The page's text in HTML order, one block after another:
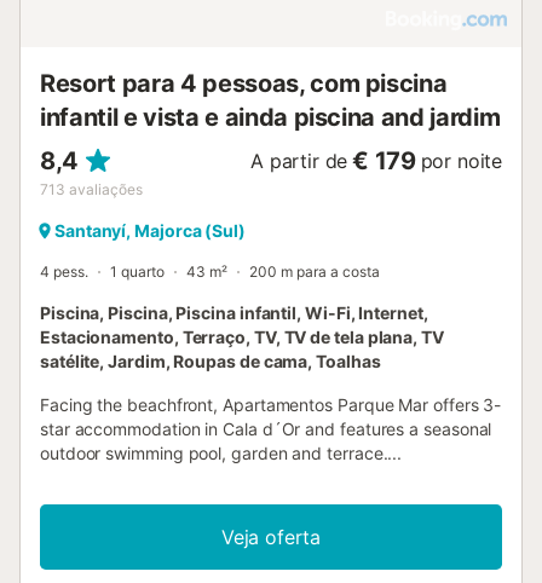
Resort para 4 pessoas, com piscina
infantil e vista e ainda piscina and jardim
8,4
713 avaliações
A partir de € 179 por noite
Santanyí, Majorca (Sul)
4 pess. 1 quarto 43 m² 200 m para a costa
Piscina, Piscina, Piscina infantil, Wi-Fi, Internet,
Estacionamento, Terraço, TV, TV de tela plana, TV
satélite, Jardim, Roupas de cama, Toalhas
Facing the beachfront, Apartamentos Parque Mar offers 3-
star accommodation in Cala d´Or and features a seasonal
outdoor swimming pool, garden and terrace....
Veja oferta